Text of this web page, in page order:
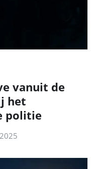
vanuit de
het
politie